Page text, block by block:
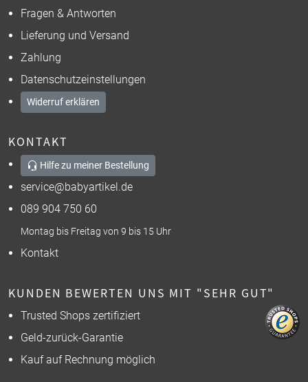
Fragen & Antworten
Lieferung und Versand
Zahlung
Datenschutzeinstellungen
Widerruf erklären
KONTAKT
Hilfe zu meiner Bestellung
service@babyartikel.de
089 904 750 60
Montag bis Freitag von 9 bis 15 Uhr
Kontakt
KUNDEN BEWERTEN UNS MIT "SEHR GUT"
Trusted Shops zertifiziert
Geld-zurück-Garantie
Kauf auf Rechnung möglich